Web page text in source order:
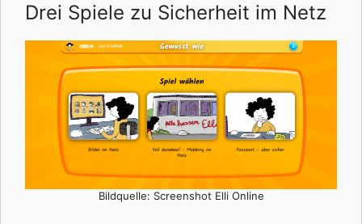
Drei Spiele zu Sicherheit im Netz
Bildquelle: Screenshot Elli Online